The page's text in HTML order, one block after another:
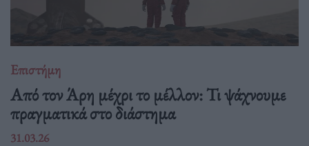
Επιστήμη
Από τον Άρη μέχρι το μέλλον: Τι ψάχνουμε
πραγματικά στο διάστημα
31.03.26